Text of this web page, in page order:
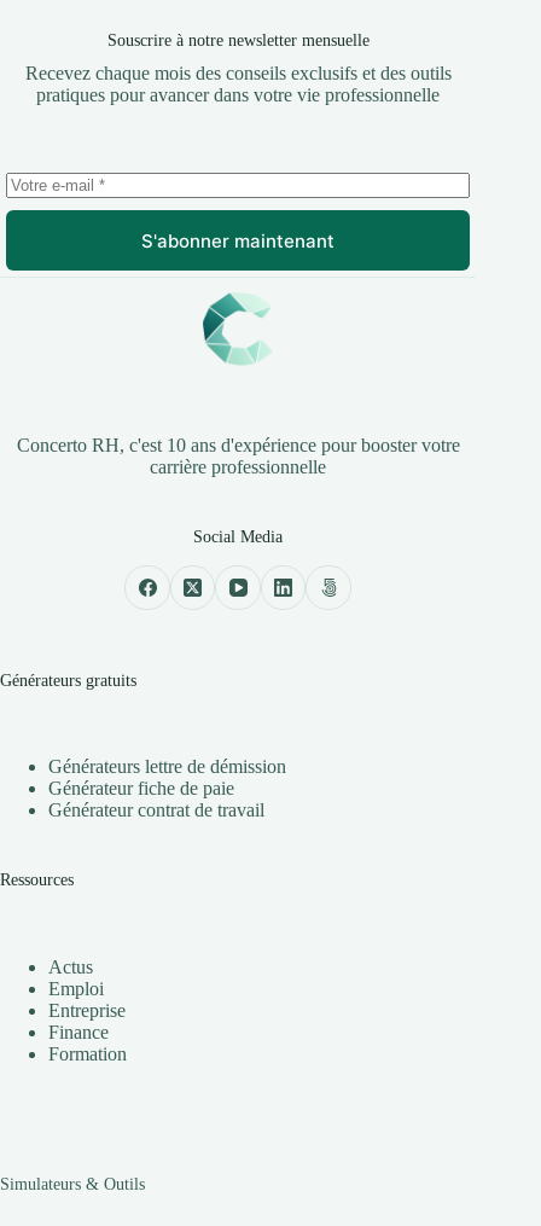
Souscrire à notre newsletter mensuelle
Recevez chaque mois des conseils exclusifs et des outils
pratiques pour avancer dans votre vie professionnelle
S'abonner maintenant
Concerto RH, c'est 10 ans d'expérience pour booster votre
carrière professionnelle
Social Media
Générateurs gratuits
Générateurs lettre de démission
Générateur fiche de paie
Générateur contrat de travail
Ressources
Actus
Emploi
Entreprise
Finance
Formation
Simulateurs & Outils